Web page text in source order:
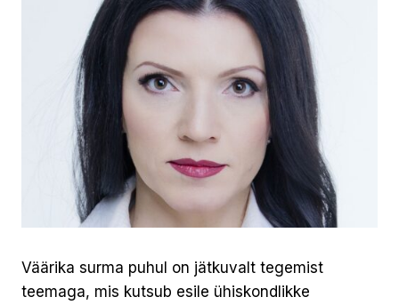
Väärika surma puhul on jätkuvalt tegemist
teemaga, mis kutsub esile ühiskondlikke